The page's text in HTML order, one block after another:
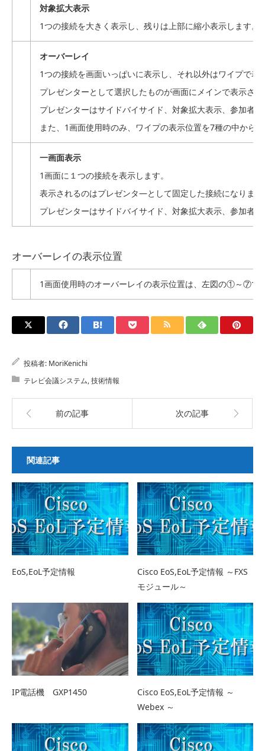
対象拡大表示
1つの接続を大きく表示し、残りは上部に縮小表示します。
オーバーレイ
1つの接続を画面いっぱいに表示し、それ以外はワイプで表
プレゼンターとして選択したものが画面にメインで表示さ
プレゼンターはサイドバイサイド、対象拡大表示、参加者
また、1画面使用時のみ、ワイプの表示位置を7種の中から
一画面表示
1画面に１つの接続を表示します。
表示されるのはプレゼンタ―として固定した接続になります
プレゼンターはサイドバイサイド、対象拡大表示、参加者
オーバーレイの表示位置
1画面使用時のオーバーレイの表示位置は、左図の①～⑦で
投稿者: MoriKenichi
テレビ会議システム,技術情報
前の記事 次の記事
関連記事
EoS,EoL予定情報
Cisco EoS,EoL予定情報 ～FXS
モジュール～
IP電話機 GXP1450
Cisco EoS,EoL予定情報 ～
Webex ～